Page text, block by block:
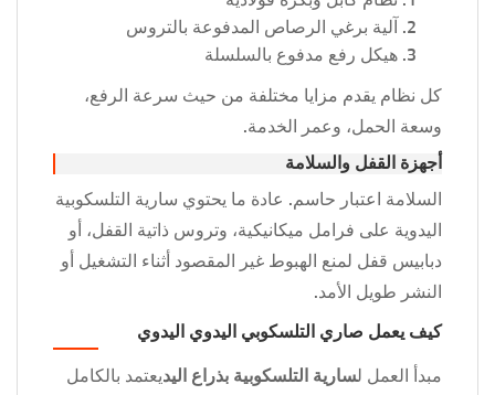
آلية برغي الرصاص المدفوعة بالتروس
هيكل رفع مدفوع بالسلسلة
كل نظام يقدم مزايا مختلفة من حيث سرعة الرفع،
وسعة الحمل، وعمر الخدمة.
أجهزة القفل والسلامة
السلامة اعتبار حاسم. عادة ما يحتوي سارية التلسكوبية
اليدوية على فرامل ميكانيكية، وتروس ذاتية القفل، أو
دبابيس قفل لمنع الهبوط غير المقصود أثناء التشغيل أو
النشر طويل الأمد.
كيف يعمل صاري التلسكوبي اليدوي اليدوي
مبدأ العمل لسارية التلسكوبية بذراع اليديعتمد بالكامل